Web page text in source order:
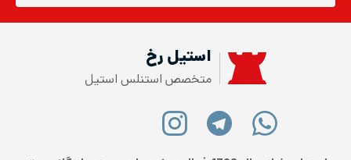
استیل رخ
متخصص استنلس استیل